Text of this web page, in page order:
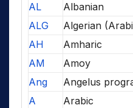
AL
Albanian
ALG
Algerian
AH
Amharic
AM
Amoy
Ang
Angelus
A
Arabic